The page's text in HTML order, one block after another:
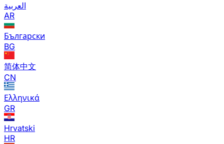
العربية
AR
Български
BG
简体中文
CN
Ελληνικά
GR
Hrvatski
HR